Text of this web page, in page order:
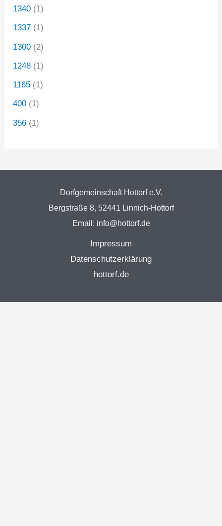
1340 (1)
1337 (1)
1300 (2)
1248 (1)
1165 (1)
400 (1)
356 (1)
Dorfgemeinschaft Hottorf e.V.
Bergstraße 8, 52441 Linnich-Hottorf
Email: info@hottorf.de
Impressum
Datenschutzerklärung
hottorf.de